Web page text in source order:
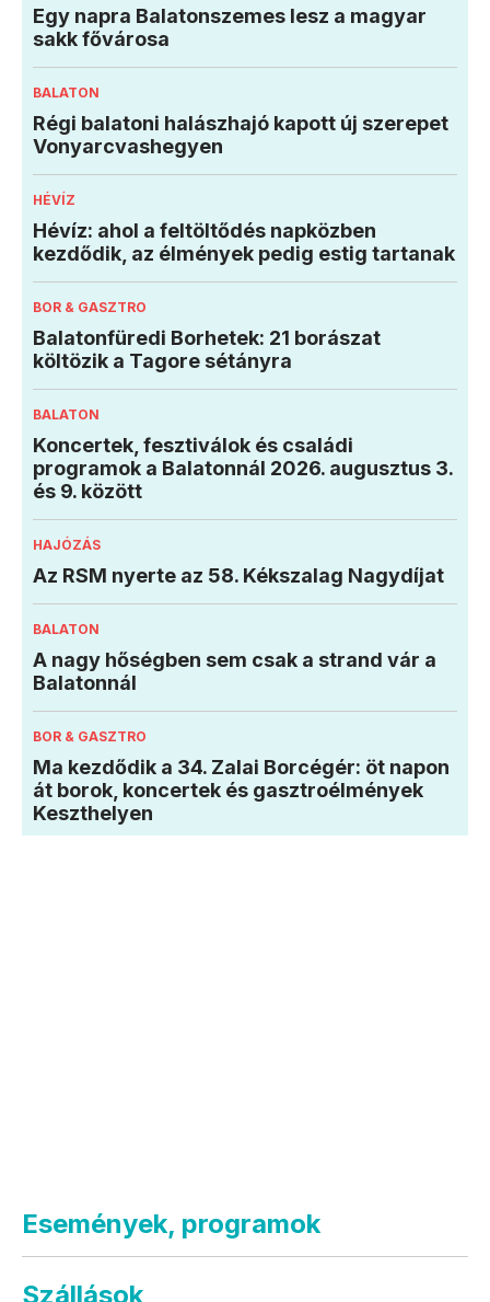
Egy napra Balatonszemes lesz a magyar
sakk fővárosa
BALATON
Régi balatoni halászhajó kapott új szerepet
Vonyarcvashegyen
HÉVÍZ
Hévíz: ahol a feltöltődés napközben
kezdődik, az élmények pedig estig tartanak
BOR & GASZTRO
Balatonfüredi Borhetek: 21 borászat
költözik a Tagore sétányra
BALATON
Koncertek, fesztiválok és családi
programok a Balatonnál 2026. augusztus 3.
és 9. között
HAJÓZÁS
Az RSM nyerte az 58. Kékszalag Nagydíjat
BALATON
A nagy hőségben sem csak a strand vár a
Balatonnál
BOR & GASZTRO
Ma kezdődik a 34. Zalai Borcégér: öt napon
át borok, koncertek és gasztroélmények
Keszthelyen
Események, programok
Szállások